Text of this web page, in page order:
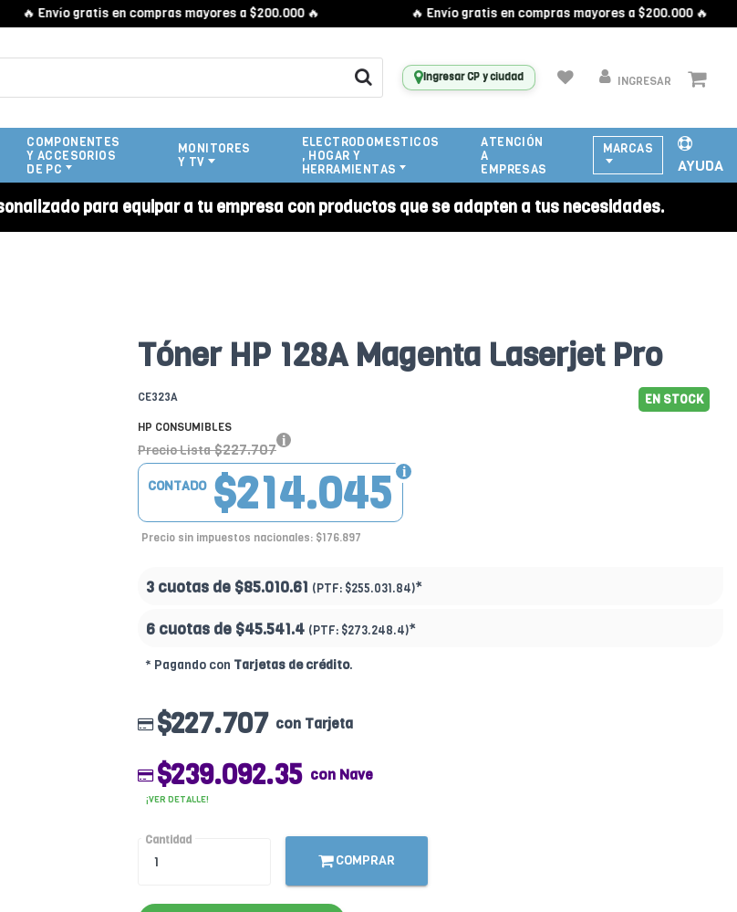
🔥 Envío gratis en compras mayores a $200.000 🔥 🔥 Envío gratis en compras mayores a $200.000 🔥
Ingresar CP y ciudad INGRESAR
COMPONENTES
Y ACCESORIOS
DE PC
MONITORES
Y TV
ELECTRODOMESTICOS
, HOGAR Y
HERRAMIENTAS
ATENCIÓN
A
EMPRESAS
MARCAS
AYUDA
para equipar a tu empresa con productos que se adapten a tus necesidades.
Tóner HP 128A Magenta Laserjet Pro
CE323A EN STOCK
HP CONSUMIBLES
Precio Lista $227.707
$214.045
CONTADO
Precio sin impuestos nacionales: $176.897
3 cuotas de $85.010.61 (PTF: $255.031.84)*
6 cuotas de $45.541.4 (PTF: $273.248.4)*
* Pagando con Tarjetas de crédito.
$227.707 con Tarjeta
$239.092.35 con Nave
¡VER DETALLE!
Cantidad
COMPRAR